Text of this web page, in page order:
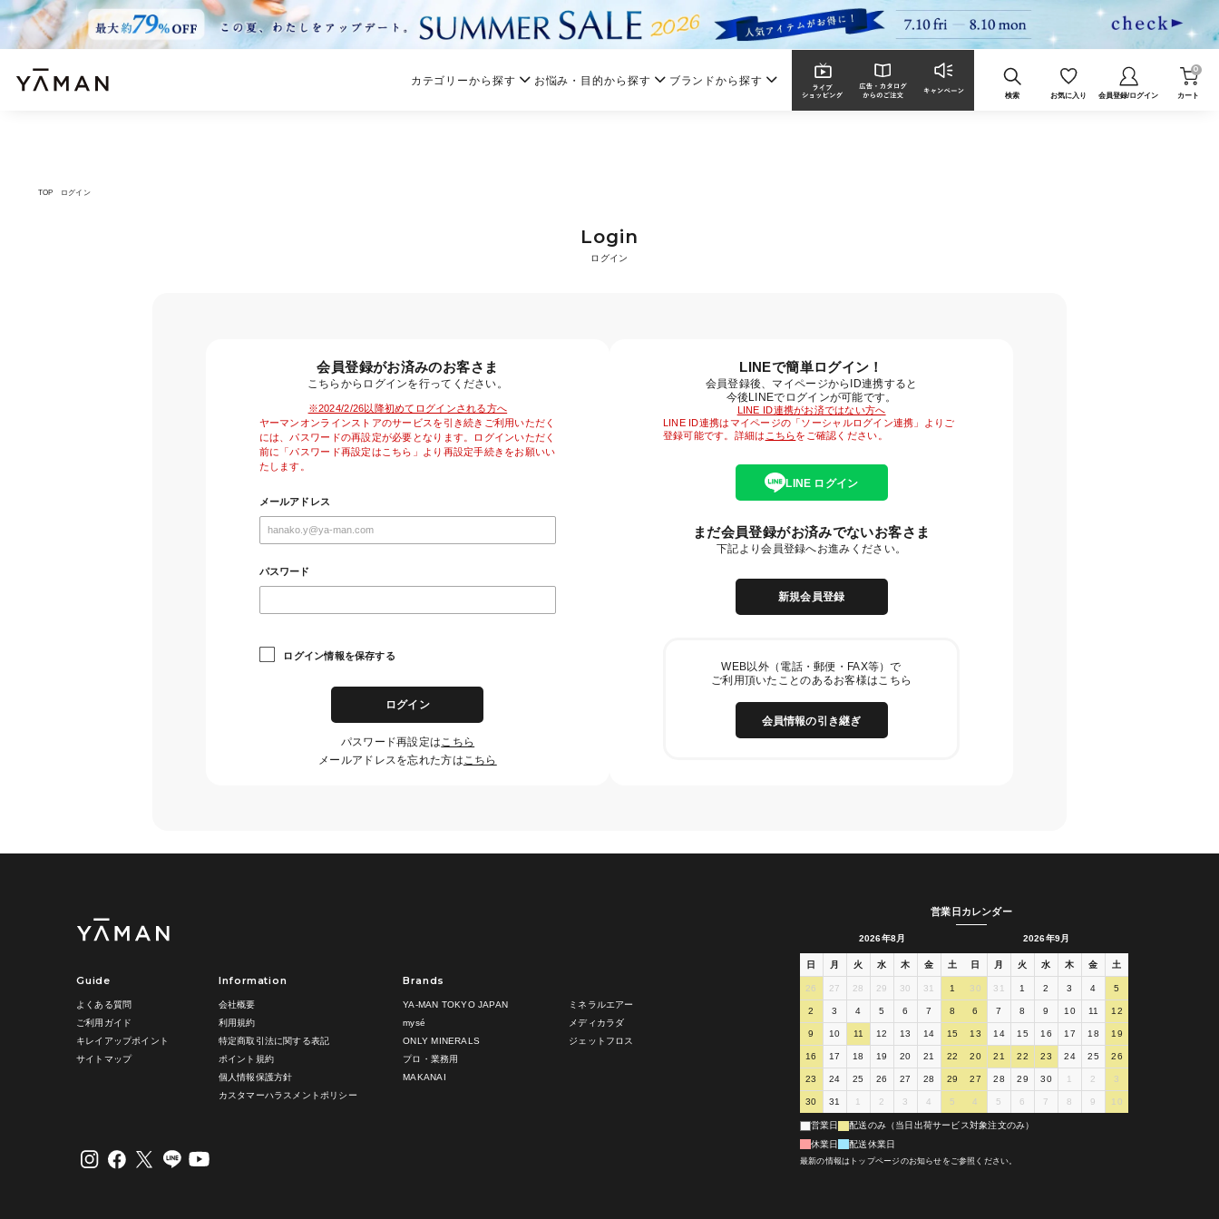
カテゴリーから探す お悩み・目的から探す ブランドから探す
検索 お気に入り 会員登録/ログイン カート
0
TOP ログイン
Login
ログイン
会員登録がお済みのお客さま
こちらからログインを行ってください。
※2024/2/26以降初めてログインされる方へ
ヤーマンオンラインストアのサービスを引き続きご利用いただく
には、パスワードの再設定が必要となります。ログインいただく
前に「パスワード再設定はこちら」より再設定手続きをお願いい
たします。
メールアドレス
パスワード
ログイン情報を保存する
ログイン
パスワード再設定は こちら
メールアドレスを忘れた方は こちら
LINEで簡単ログイン！
会員登録後、マイページからID連携すると
今後LINEでログインが可能です。
LINE ID連携がお済ではない方へ
LINE ID連携はマイページの「ソーシャルログイン連携」よりご
登録可能です。詳細は こちらをご確認ください。
LINE ログイン
まだ会員登録がお済みでないお客さま
下記より会員登録へお進みください。
新規会員登録
WEB以外（電話・郵便・FAX等）で
ご利用頂いたことのあるお客様はこちら
会員情報の引き継ぎ
Guide
よくある質問
ご利用ガイド
キレイアップポイント
サイトマップ
Information
会社概要
利用規約
特定商取引法に関する表記
ポイント規約
個人情報保護方針
カスタマーハラスメントポリシー
Brands
YA-MAN TOKYO JAPAN
mysé
ONLY MINERALS
プロ・業務用
MAKANAI
ミネラルエアー
メディカラダ
ジェットフロス
営業日カレンダー
2026年8月
日 月 火 水 木 金 土
26 27 28 29 30 31 1
2 3 4 5 6 7 8
9 10 11 12 13 14 15
16 17 18 19 20 21 22
23 24 25 26 27 28 29
30 31 1 2 3 4 5
2026年9月
日 月 火 水 木 金 土
30 31 1 2 3 4 5
6 7 8 9 10 11 12
13 14 15 16 17 18 19
20 21 22 23 24 25 26
27 28 29 30 1 2 3
4 5 6 7 8 9 10
営業日
配送のみ（当日出荷サービス対象注文のみ）
休業日
配送休業日
最新の情報はトップページのお知らせをご参照ください。